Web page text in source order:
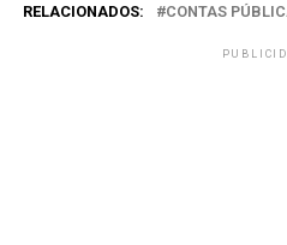
RELACIONADOS: CONTAS